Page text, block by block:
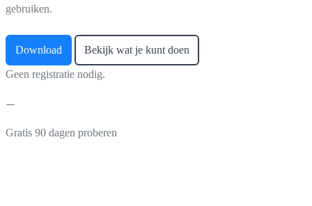
gebruiken.
Download Bekijk wat je kunt doen
Geen registratie nodig.
Gratis 90 dagen proberen